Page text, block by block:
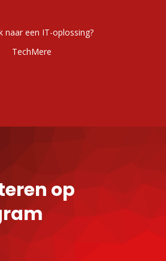
naar een IT-oplossing?
TechMere
op